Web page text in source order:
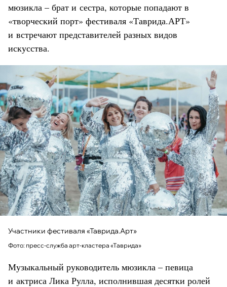
мюзикла – брат и сестра, которые попадают в
«творческий порт» фестиваля «Таврида.АРТ»
и встречают представителей разных видов
искусства.
Участники фестиваля «Таврида.Арт»
Фото: пресс-служба арт-кластера «Таврида»
Музыкальный руководитель мюзикла – певица
и актриса Лика Рулла, исполнившая десятки ролей